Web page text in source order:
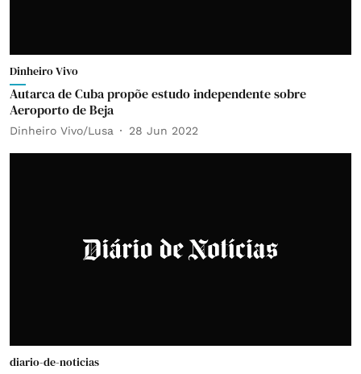
Dinheiro Vivo
Autarca de Cuba propõe estudo independente sobre
Aeroporto de Beja
Dinheiro Vivo/Lusa 28 Jun 2022
diario-de-noticias